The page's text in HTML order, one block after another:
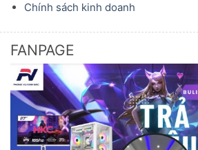
Chính sách kinh doanh
FANPAGE